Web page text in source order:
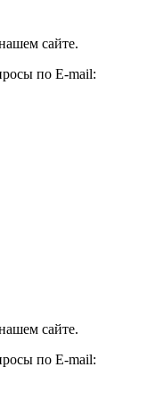
сайте.
по E-mail:
сайте.
по E-mail: